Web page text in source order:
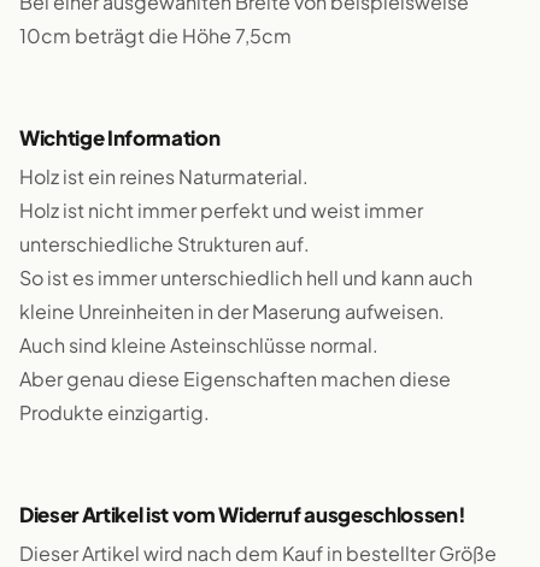
10cm beträgt die Höhe 7,5cm
Wichtige Information
Holz ist ein reines Naturmaterial.
Holz ist nicht immer perfekt und weist immer
unterschiedliche Strukturen auf.
So ist es immer unterschiedlich hell und kann auch
kleine Unreinheiten in der Maserung aufweisen.
Auch sind kleine Asteinschlüsse normal.
Aber genau diese Eigenschaften machen diese
Produkte einzigartig.
Dieser Artikel ist vom Widerruf ausgeschlossen!
Dieser Artikel wird nach dem Kauf in bestellter Größe